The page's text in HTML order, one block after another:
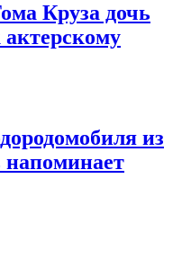
Круза дочь
актерскому
из
напоминает